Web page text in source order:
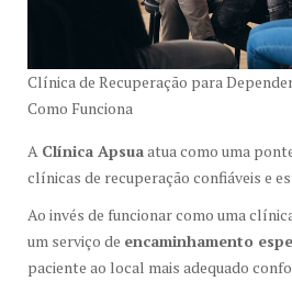
Clínica de Recuperação para
Como Funciona
A Clínica Apsuaatua como uma
clínicas de recuperação confiáveis e
Ao invés de funcionar como uma
um serviço de encaminhamento
paciente ao local mais adequado